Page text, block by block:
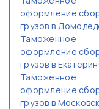
оформление
грузов в
Таможенное
оформление
грузов в
Таможенное
оформление
грузов в